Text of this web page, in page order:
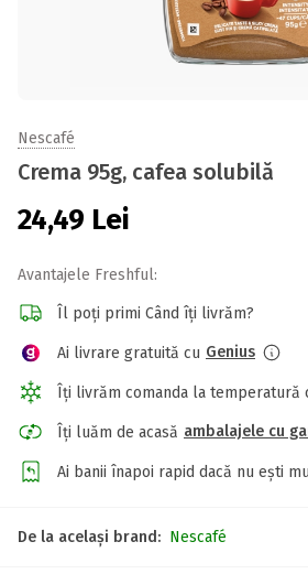
Nescafé
Crema 95g, cafea solubilă
24,49 Lei
Avantajele Freshful:
Îl poți primi Când îți livrăm?
Ai livrare gratuită cu Genius
Îți livrăm comanda la temperatură
Îți luăm de acasă ambalajele cu
Ai banii înapoi rapid dacă nu ești
De la același brand: Nescafé